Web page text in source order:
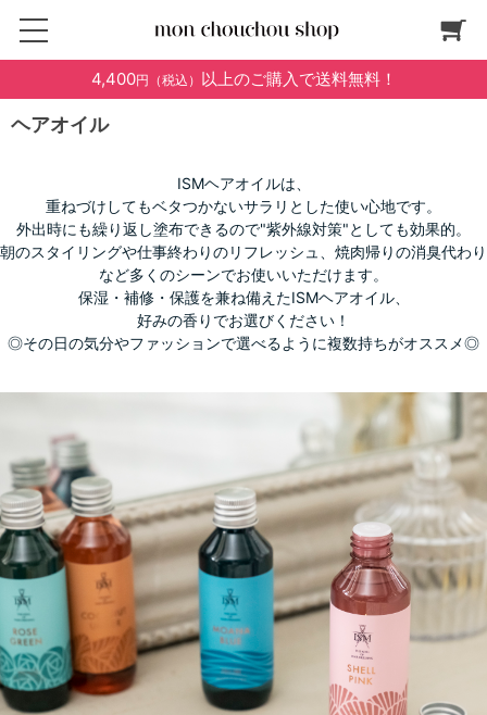
4,400円（税込） 以上のご購入で送料無料！
ヘアオイル
ISMヘアオイルは、
重ねづけしてもベタつかないサラリとした使い心地です。
外出時にも繰り返し塗布できるので"紫外線対策"としても効果的。
朝のスタイリングや仕事終わりのリフレッシュ、焼肉帰りの消臭代わり
など多くのシーンでお使いいただけます。
保湿・補修・保護を兼ね備えたISMヘアオイル、
好みの香りでお選びください！
◎その日の気分やファッションで選べるように複数持ちがオススメ◎